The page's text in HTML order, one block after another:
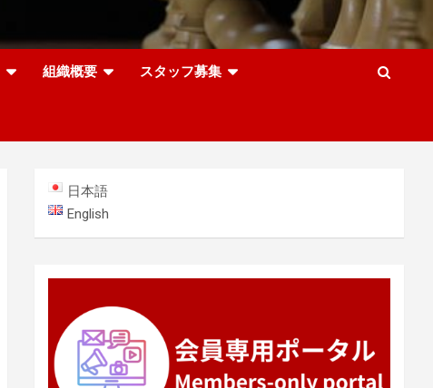
組織概要 スタッフ募集
日本語
English